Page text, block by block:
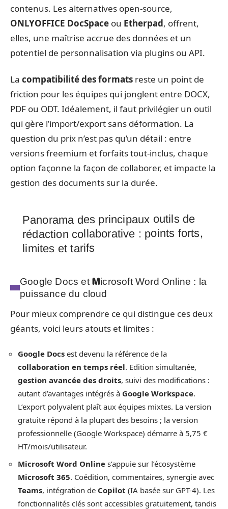
contenus. Les alternatives open-source,
ONLYOFFICE DocSpace ou Etherpad, offrent,
elles, une maîtrise accrue des données et un
potentiel de personnalisation via plugins ou API.
La compatibilité des formats reste un point de
friction pour les équipes qui jonglent entre DOCX,
PDF ou ODT. Idéalement, il faut privilégier un outil
qui gère l’import/export sans déformation. La
question du prix n’est pas qu’un détail : entre
versions freemium et forfaits tout-inclus, chaque
option façonne la façon de collaborer, et impacte la
gestion des documents sur la durée.
Panorama des principaux outils de
rédaction collaborative : points forts,
limites et tarifs
Google Docs et Microsoft Word Online : la
puissance du cloud
Pour mieux comprendre ce qui distingue ces deux
géants, voici leurs atouts et limites :
Google Docs est devenu la référence de la
collaboration en temps réel. Edition simultanée,
gestion avancée des droits, suivi des modifications :
autant d’avantages intégrés à Google Workspace.
L’export polyvalent plaît aux équipes mixtes. La version
gratuite répond à la plupart des besoins ; la version
professionnelle (Google Workspace) démarre à 5,75 €
HT/mois/utilisateur.
Microsoft Word Online s’appuie sur l’écosystème
Microsoft 365. Coédition, commentaires, synergie avec
Teams, intégration de Copilot (IA basée sur GPT-4). Les
fonctionnalités clés sont accessibles gratuitement, tandis